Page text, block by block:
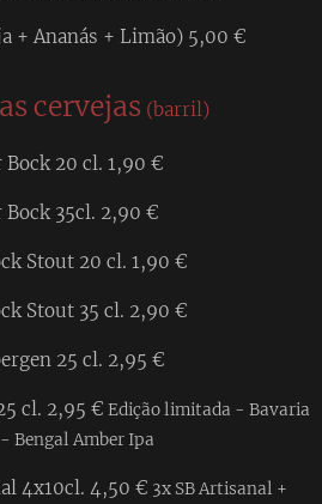
+ Ananás + Limão) 5,00 €
cervejas (barril)
Bock 20 cl. 1,90 €
Bock 35cl. 2,90 €
Stout 20 cl. 1,90 €
Stout 35 cl. 2,90 €
25 cl. 2,95 €
cl. 2,95 € Edição limitada - Bavaria
Bengal Amber Ipa
4x10cl. 4,50 € 3x SB Artisanal +